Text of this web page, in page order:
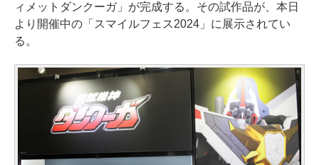
ィメットダンクーガ」が完成する。その試作品が、本日
より開催中の「スマイルフェス2024」に展示されてい
る。